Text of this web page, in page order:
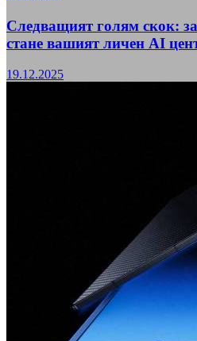
Следващият голям скок:
стане вашият личен AI
19.12.2025